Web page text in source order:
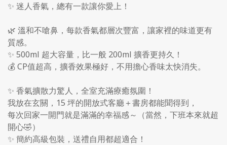
✨ 迷人香氣，總有一款讓你愛上！
🌿 溫和不嗆鼻，每款香氣都層次豐富，讓家裡的味道更有
質感。
✨ 500ml 超大容量，比一般 200ml 擴香更持久！
💰 CP值超高，擴香效果極好，不用擔心香味太快消失。
✨ 香氣擴散力驚人，全室充滿療癒氛圍！
我放在玄關，15 坪的開放式客廳＋書房都能聞得到，
每次回家一開門就是滿滿的幸福感～（當然，下班本來就超
開心🤣）
✨ 簡約高級包裝，送禮自用都超適合！